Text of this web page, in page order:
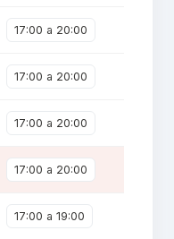
17:00 a 20:00
17:00 a 20:00
17:00 a 20:00
17:00 a 20:00
17:00 a 19:00